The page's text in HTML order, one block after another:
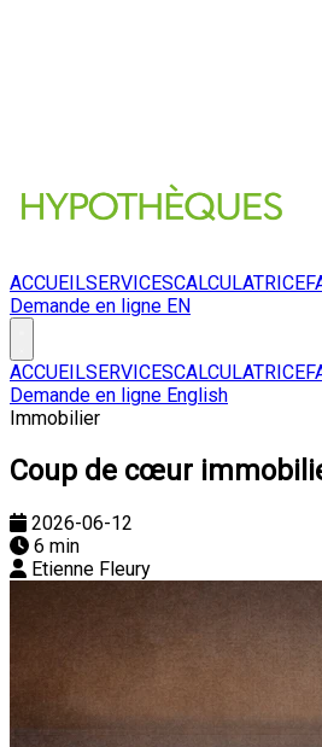
ACCUEILSERVICESCALCULATRICE
Demande en ligne EN
ACCUEILSERVICESCALCULATRICE
Demande en ligne English
Immobilier
Coup de cœur
2026-06-12
6 min
Etienne Fleury